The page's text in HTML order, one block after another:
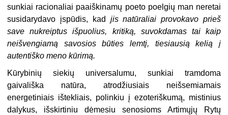
sunkiai racionaliai paaiškinamų poeto poelgių man neretai
susidarydavo įspūdis, kad jis natūraliai provokavo prieš
save nukreiptus išpuolius, kritiką, suvokdamas tai kaip
neišvengiamą savosios būties lemtį, tiesiausią kelią į
autentiško meno kūrimą.
Kūrybinių siekių universalumu, sunkiai tramdoma
gaivališka natūra, atrodžiusiais neišsemiamais
energetiniais ištekliais, polinkiu į ezoteriškumą, mistinius
dalykus, išskirtiniu dėmesiu senosioms Artimųjų Rytų